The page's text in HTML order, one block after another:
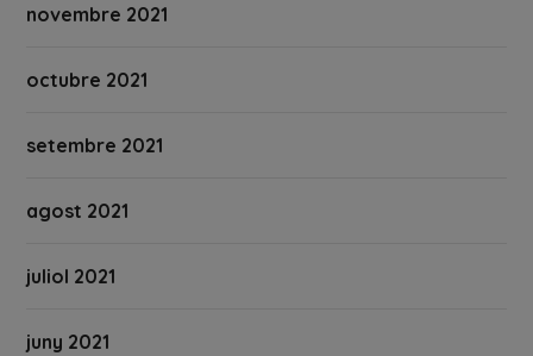
novembre 2021
octubre 2021
setembre 2021
agost 2021
juliol 2021
juny 2021